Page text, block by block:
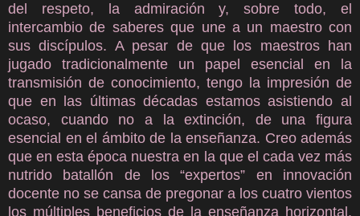
del respeto, la admiración y, sobre todo, el
intercambio de saberes que une a un maestro con
sus discípulos. A pesar de que los maestros han
jugado tradicionalmente un papel esencial en la
transmisión de conocimiento, tengo la impresión de
que en las últimas décadas estamos asistiendo al
ocaso, cuando no a la extinción, de una figura
esencial en el ámbito de la enseñanza. Creo además
que en esta época nuestra en la que el cada vez más
nutrido batallón de los “expertos” en innovación
docente no se cansa de pregonar a los cuatro vientos
los múltiples beneficios de la enseñanza horizontal,